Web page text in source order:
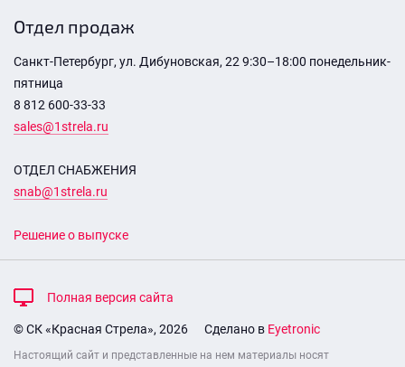
Отдел продаж
Санкт-Петербург, ул. Дибуновская, 22 9:30–18:00 понедельник-
пятница
8 812 600-33-33
sales@1strela.ru
ОТДЕЛ СНАБЖЕНИЯ
snab@1strela.ru
Решение о выпуске
Полная версия сайта
© СК «Красная Стрела», 2026 Сделано в Eyetronic
Настоящий сайт и представленные на нем материалы носят